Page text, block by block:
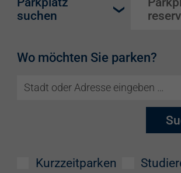
suchen
Wo möchten Sie parken?
Kurzzeitparken